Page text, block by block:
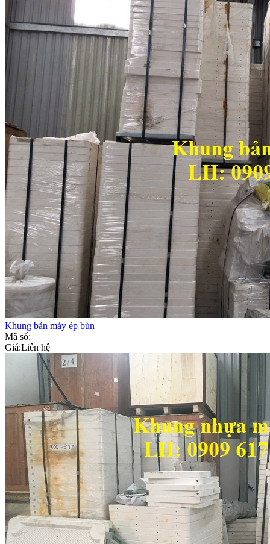
Khung bản máy ép bùn
Mã số:
Giá:Liên hệ